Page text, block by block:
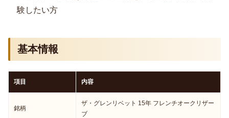
験したい方
基本情報
項目 内容
銘柄
ザ・グレンリベット 15年 フレンチオークリザー
ブ